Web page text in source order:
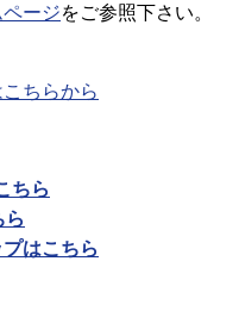
ージをご参照下さい。
ちらから
ちら
ら
はこちら